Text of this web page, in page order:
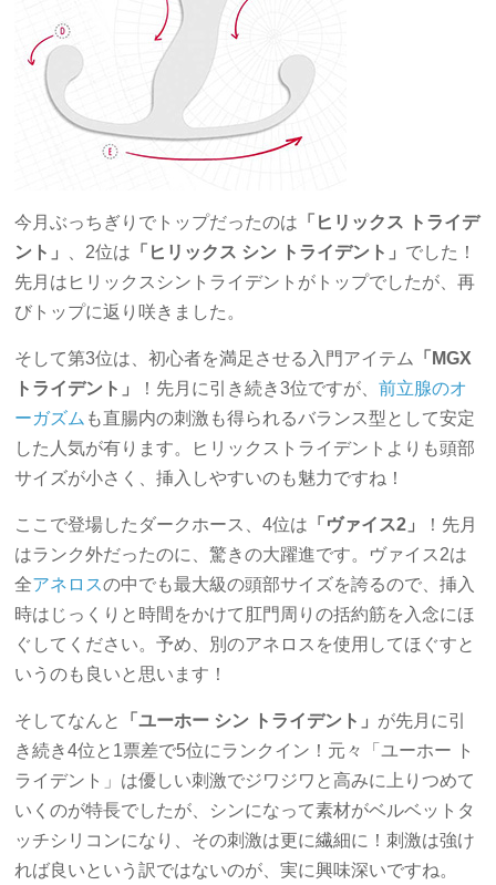
今月ぶっちぎりでトップだったのは 「ヒリックス トライデ
ント」
、2位は 「ヒリックス シン トライデント」 でした！
先月はヒリックスシントライデントがトップでしたが、再
びトップに返り咲きました。
そして第3位は、初心者を満足させる入門アイテム
「MGX
トライデント」
！先月に引き続き3位ですが、前立腺のオ
ーガズム も直腸内の刺激も得られるバランス型として安定
した人気が有ります。ヒリックストライデントよりも頭部
サイズが小さく、挿入しやすいのも魅力ですね！
ここで登場したダークホース、4位は 「ヴァイス2」
！先月
はランク外だったのに、驚きの大躍進です。ヴァイス2は
全アネロスの中でも最大級の頭部サイズを誇るので、挿入
時はじっくりと時間をかけて肛門周りの括約筋を入念にほ
ぐしてください。予め、別のアネロスを使用してほぐすと
いうのも良いと思います！
そしてなんと 「ユーホー シン トライデント」 が先月に引
き続き4位と1票差で5位にランクイン！元々「ユーホー ト
ライデント」は優しい刺激でジワジワと高みに上りつめて
いくのが特長でしたが、シンになって素材がベルベットタ
ッチシリコンになり、その刺激は更に繊細に！刺激は強け
れば良いという訳ではないのが、実に興味深いですね。